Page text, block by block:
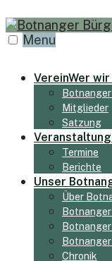
Skip
to Menu
VereinWer wir
Mitglieder
Satzung
Termine
Berichte
Unser
Über
Chronik